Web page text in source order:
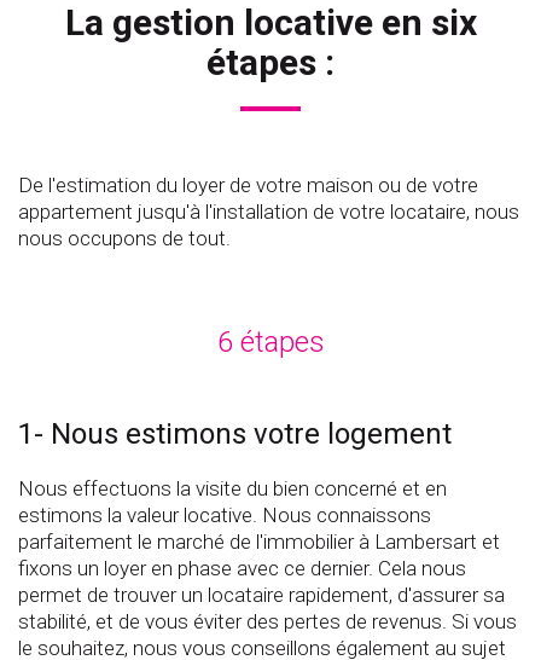
La gestion locative en six
étapes :
De l'estimation du loyer de votre maison ou de votre
appartement jusqu'à l'installation de votre locataire, nous
nous occupons de tout.
6 étapes
1- Nous estimons votre logement
Nous effectuons la visite du bien concerné et en
estimons la valeur locative. Nous connaissons
parfaitement le marché de l'immobilier à Lambersart et
fixons un loyer en phase avec ce dernier. Cela nous
permet de trouver un locataire rapidement, d'assurer sa
stabilité, et de vous éviter des pertes de revenus. Si vous
le souhaitez, nous vous conseillons également au sujet